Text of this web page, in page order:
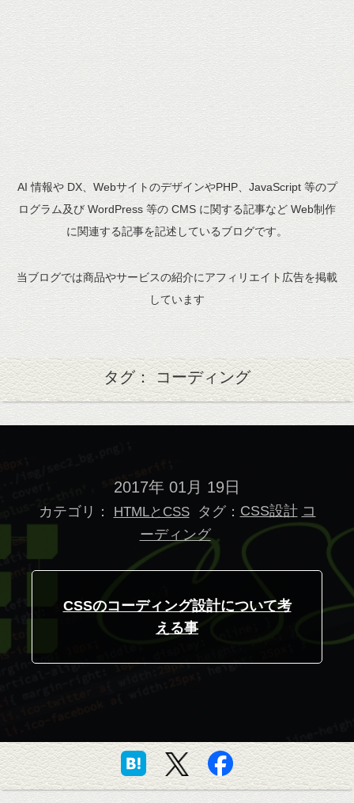
AI 情報や DX、WebサイトのデザインやPHP、JavaScript 等のプ
ログラム及び WordPress 等の CMS に関する記事など Web制作
に関連する記事を記述しているブログです。
当ブログでは商品やサービスの紹介にアフィリエイト広告を掲載
しています
タグ： コーディング
2017年 01月 19日
カテゴリ： HTMLとCSS タグ： CSS設計 コ
ーディング
CSSのコーディング設計について考
える事